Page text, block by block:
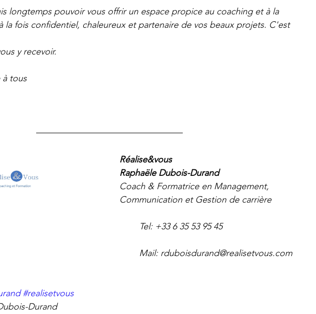
longtemps pouvoir vous offrir un espace propice au coaching et à la
la fois confidentiel, chaleureux et partenaire de vos beaux projets. C'est
y recevoir.
à tous
Réalise&vous
Raphaële Dubois-Durand
Coach & Formatrice en Management,
Communication et Gestion de carrière
                                                                                      Mail: rduboisdurand@realisetvous.com
#realisetvous
Durand